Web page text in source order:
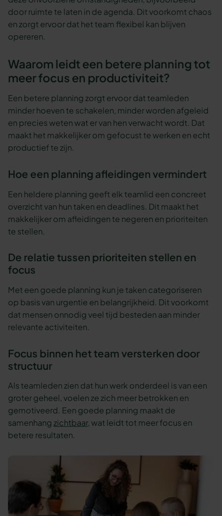
door ruimte te laten in de agenda. Dit voorkomt chaos
en zorgt ervoor dat het team flexibel kan blijven
opereren.
Waarom leidt een betere planning tot
meer focus en productiviteit?
Een betere planning zorgt ervoor dat teamleden
minder hoeven te schakelen, minder worden afgeleid
en precies weten wat er van hen verwacht wordt. Dat
maakt het makkelijker om gefocust te werken en echt
productief te zijn.
Hoe een planning afleidingen vermindert
Een heldere planning geeft elk teamlid een concreet
overzicht van hun taken en deadlines. Dit maakt het
makkelijker om afleidingen te negeren en prioriteiten
te stellen.
De relatie tussen prioriteiten stellen en
focus
Met een goede planning kun je taken categoriseren
op basis van urgentie en belangrijkheid. Dit voorkomt
dat mensen onnodig veel tijd besteden aan minder
relevante activiteiten.
Focus binnen het team versterken door
structuur
Als teamleden zien dat hun werk onderdeel is van een
groter geheel, voelen ze zich meer betrokken en
gemotiveerd. Een goede planning maakt de
samenhang zichtbaar, wat leidt tot meer focus en
betere resultaten.